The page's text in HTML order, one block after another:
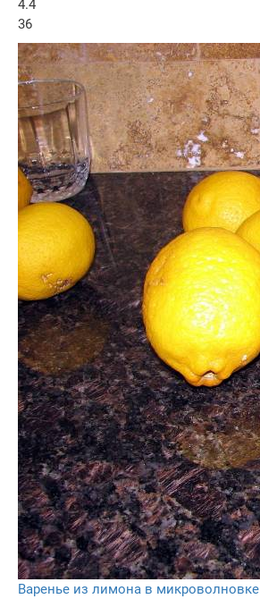
4.4
36
Варенье из лимона в микроволновке